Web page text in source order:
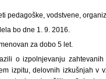
pedagoške, vodstvene,
bo dne 1. 9. 2016.
za dobo 5 let.
o izpolnjevanju
izpitu, delovnih izkušnjah v